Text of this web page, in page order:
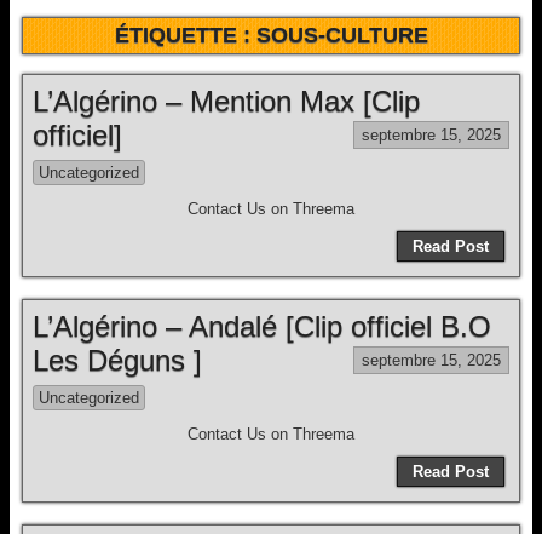
ÉTIQUETTE :SOUS-CULTURE
L’Algérino – Mention Max [Clip
officiel]
septembre 15, 2025
Uncategorized
Contact Us on Threema
Read Post
L’Algérino – Andalé [Clip officiel B.O
Les Déguns ]
septembre 15, 2025
Uncategorized
Contact Us on Threema
Read Post